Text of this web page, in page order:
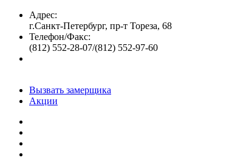
Адрес:
г.Санкт-Петербург, пр-т Тореза, 68
Телефон/Факс:
(812) 552-28-07/(812) 552-97-60
Вызвать замерщика
Акции